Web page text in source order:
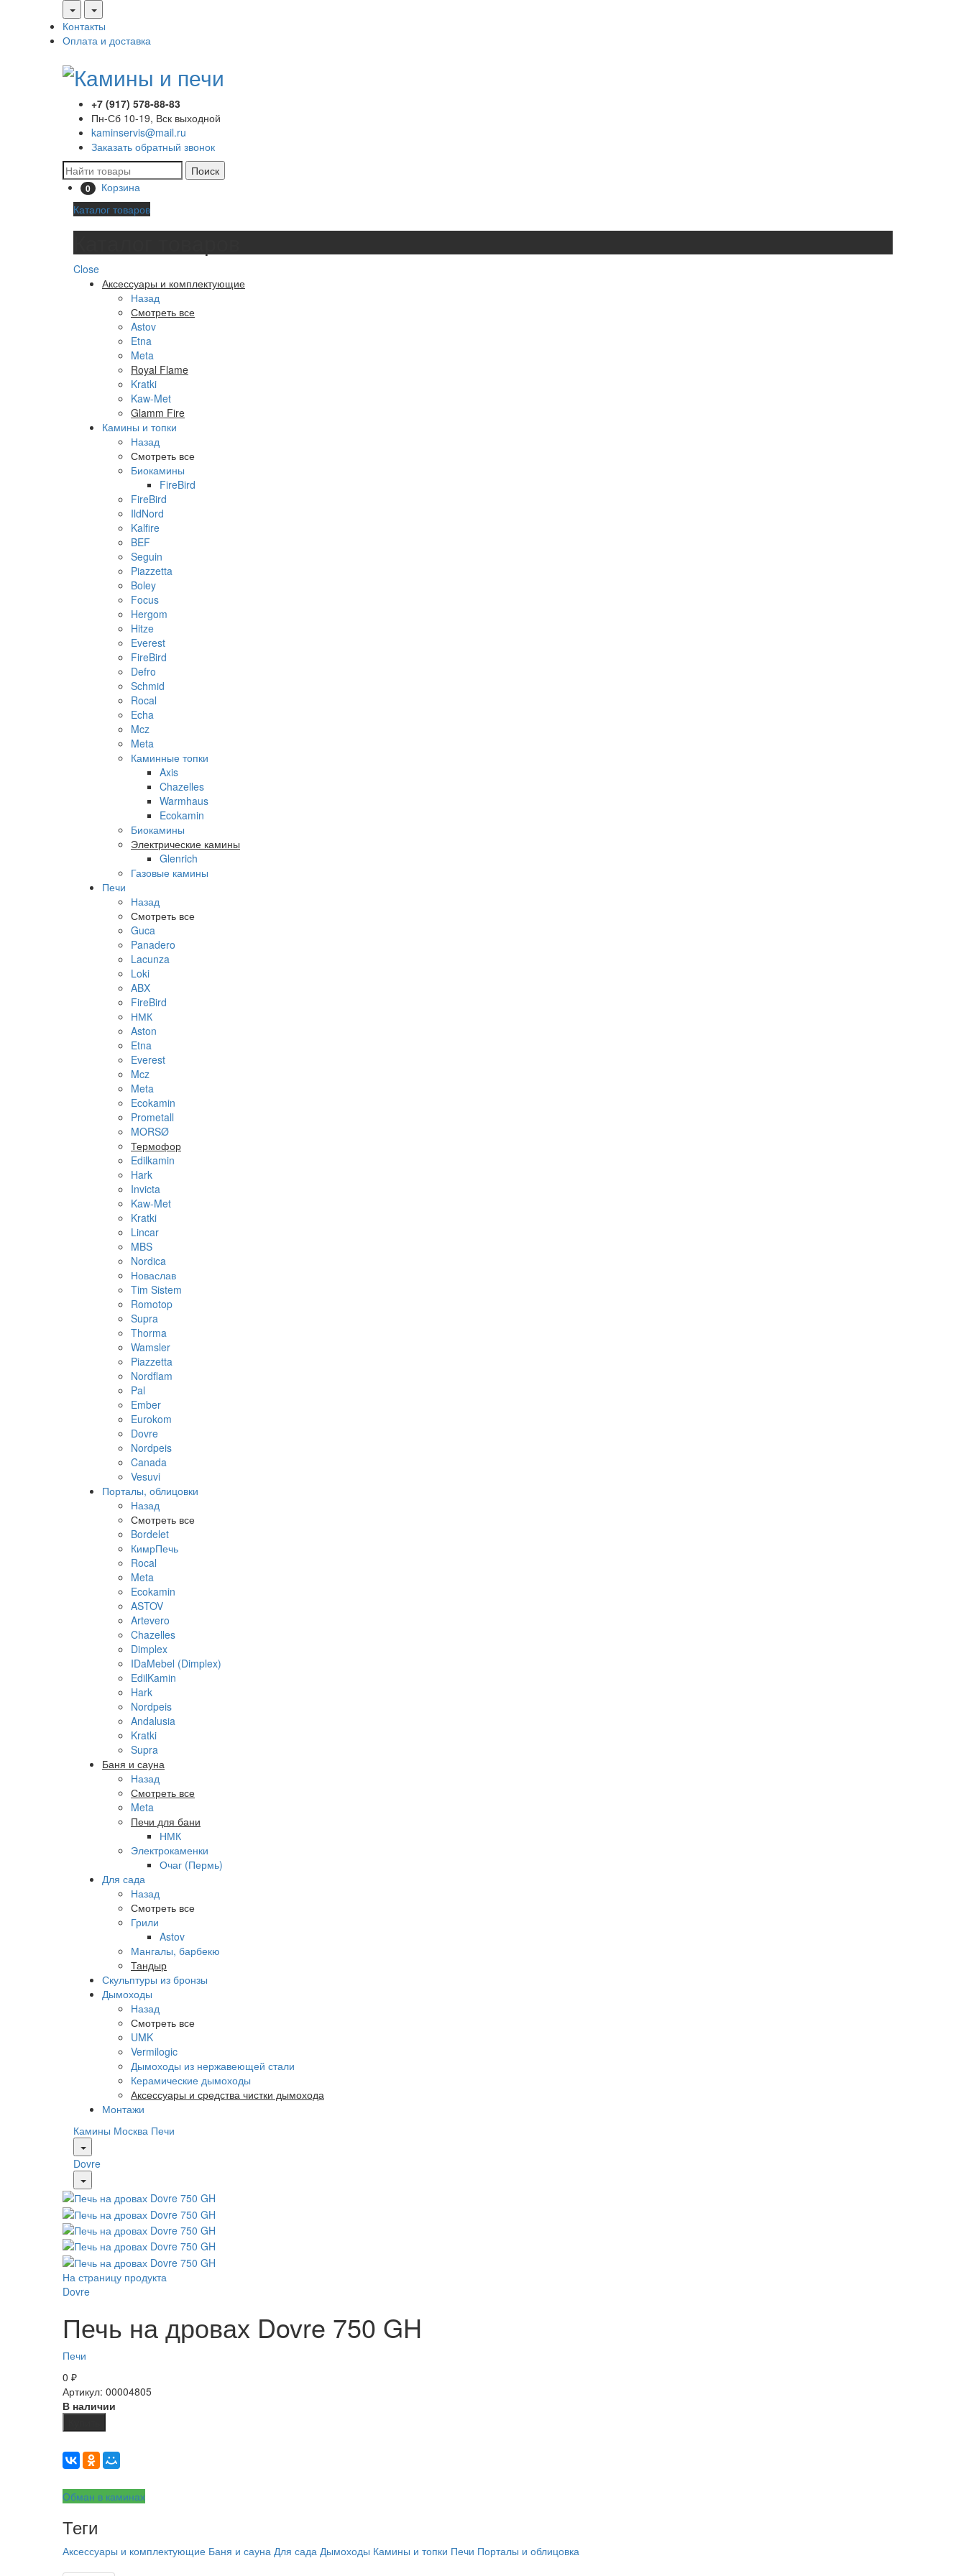
Контакты
Оплата и доставка
+7 (917) 578-88-83
Пн-Сб 10-19, Вск выходной
kaminservis@mail.ru
Заказать обратный звонок
Поиск
0
Корзина
Каталог товаров
Close
Аксессуары и комплектующие
Назад
Смотреть все
Astov
Etna
Meta
Royal Flame
Kratki
Kaw-Met
Glamm Fire
Камины и топки
Назад
Смотреть все
Биокамины
FireBird
FireBird
IldNord
Kalfire
BEF
Seguin
Piazzetta
Boley
Focus
Hergom
Hitze
Everest
FireBird
Defro
Schmid
Rocal
Echa
Mcz
Meta
Каминные топки
Axis
Chazelles
Warmhaus
Ecokamin
Биокамины
Электрические камины
Glenrich
Газовые камины
Печи
Назад
Смотреть все
Guca
Panadero
Lacunza
Loki
ABX
FireBird
НМК
Aston
Etna
Everest
Mcz
Meta
Ecokamin
Prometall
MORSØ
Термофор
Edilkamin
Hark
Invicta
Kaw-Met
Kratki
Lincar
MBS
Nordica
Новаслав
Tim Sistem
Romotop
Supra
Thorma
Wamsler
Piazzetta
Nordflam
Pal
Ember
Eurokom
Dovre
Nordpeis
Canada
Vesuvi
Порталы, облицовки
Назад
Смотреть все
Bordelet
КимрПечь
Rocal
Meta
Ecokamin
ASTOV
Artevero
Chazelles
Dimplex
IDaMebel (Dimplex)
EdilKamin
Hark
Nordpeis
Andalusia
Kratki
Supra
Баня и сауна
Назад
Смотреть все
Meta
Печи для бани
НМК
Электрокаменки
Очаг (Пермь)
Для сада
Назад
Смотреть все
Грили
Astov
Мангалы, барбекю
Тандыр
Скульптуры из бронзы
Дымоходы
Назад
Смотреть все
UMK
Vermilogic
Дымоходы из нержавеющей стали
Керамические дымоходы
Аксессуары и средства чистки дымохода
Монтажи
Камины Москва Печи
Dovre
На страницу продукта
Dovre
Печь на дровах Dovre 750 GH
Печи
0 ₽
Артикул: 00004805
В наличии
Обман в каминах
Теги
Аксессуары и комплектующие Баня и сауна Для сада Дымоходы Камины и топки Печи Порталы и облицовка